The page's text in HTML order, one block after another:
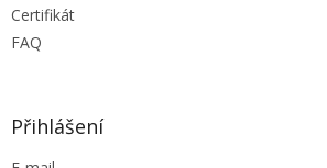
Certifikát
FAQ
Přihlášení